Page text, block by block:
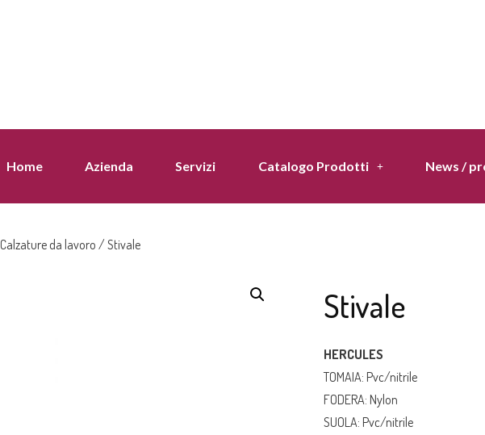
Home Azienda Servizi Catalogo Prodotti News /
Calzature da lavoro / Stivale
Stivale
HERCULES
TOMAIA: Pvc/nitrile
FODERA: Nylon
SUOLA: Pvc/nitrile